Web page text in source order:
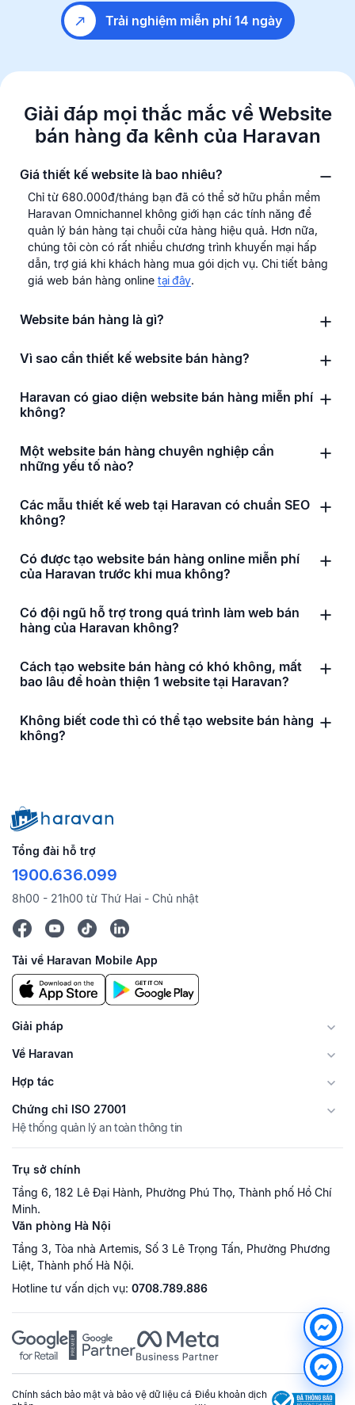
Trải nghiệm miễn phí 14 ngày
Giải đáp mọi thắc mắc về Website
bán hàng đa kênh của Haravan
Giá thiết kế website là bao nhiêu?
Chỉ từ 680.000đ/tháng bạn đã có thể sở hữu phần mềm
Haravan Omnichannel không giới hạn các tính năng để
quản lý bán hàng tại chuỗi cửa hàng hiệu quả. Hơn nữa,
chúng tôi còn có rất nhiều chương trình khuyến mại hấp
dẫn, trợ giá khi khách hàng mua gói dịch vụ. Chi tiết bảng
giá web bán hàng online tại đây.
Website bán hàng là gì?
Vì sao cần thiết kế website bán hàng?
Haravan có giao diện website bán hàng miễn phí
không?
Một website bán hàng chuyên nghiệp cần
những yếu tố nào?
Các mẫu thiết kế web tại Haravan có chuẩn SEO
không?
Có được tạo website bán hàng online miễn phí
của Haravan trước khi mua không?
Có đội ngũ hỗ trợ trong quá trình làm web bán
hàng của Haravan không?
Cách tạo website bán hàng có khó không, mất
bao lâu để hoàn thiện 1 website tại Haravan?
Không biết code thì có thể tạo website bán hàng
không?
Tổng đài hỗ trợ
1900.636.099
8h00 - 21h00 từ Thứ Hai - Chủ nhật
Tải về Haravan Mobile App
Giải pháp
Về Haravan
Hợp tác
Chứng chỉ ISO 27001
Hệ thống quản lý an toàn thông tin
Trụ sở chính
Tầng 6, 182 Lê Đại Hành, Phường Phú Thọ, Thành phố Hồ Chí
Minh.
Văn phòng Hà Nội
Tầng 3, Tòa nhà Artemis, Số 3 Lê Trọng Tấn, Phường Phương
Liệt, Thành phố Hà Nội.
Hotline tư vấn dịch vụ: 0708.789.886
Chính sách bảo mật và bảo vệ dữ liệu cá Điều khoản dịch